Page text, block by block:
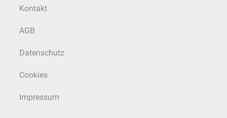
Kontakt
AGB
Datenschutz
Cookies
Impressum